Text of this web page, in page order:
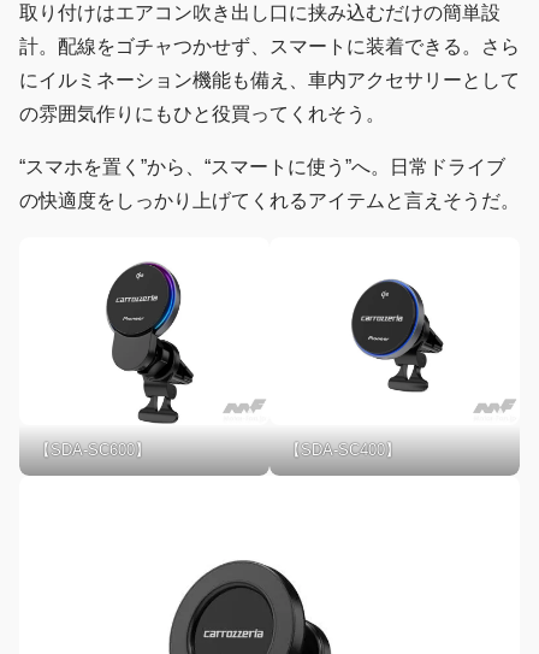
取り付けはエアコン吹き出し口に挟み込むだけの簡単設
計。配線をゴチャつかせず、スマートに装着できる。さら
にイルミネーション機能も備え、車内アクセサリーとして
の雰囲気作りにもひと役買ってくれそう。
“スマホを置く”から、“スマートに使う”へ。日常ドライブ
の快適度をしっかり上げてくれるアイテムと言えそうだ。
【SDA-SC600】 【SDA-SC400】